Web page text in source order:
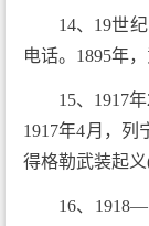
14、19世
电话。1895年
15、1917
1917年4月，
得格勒武装起
16、